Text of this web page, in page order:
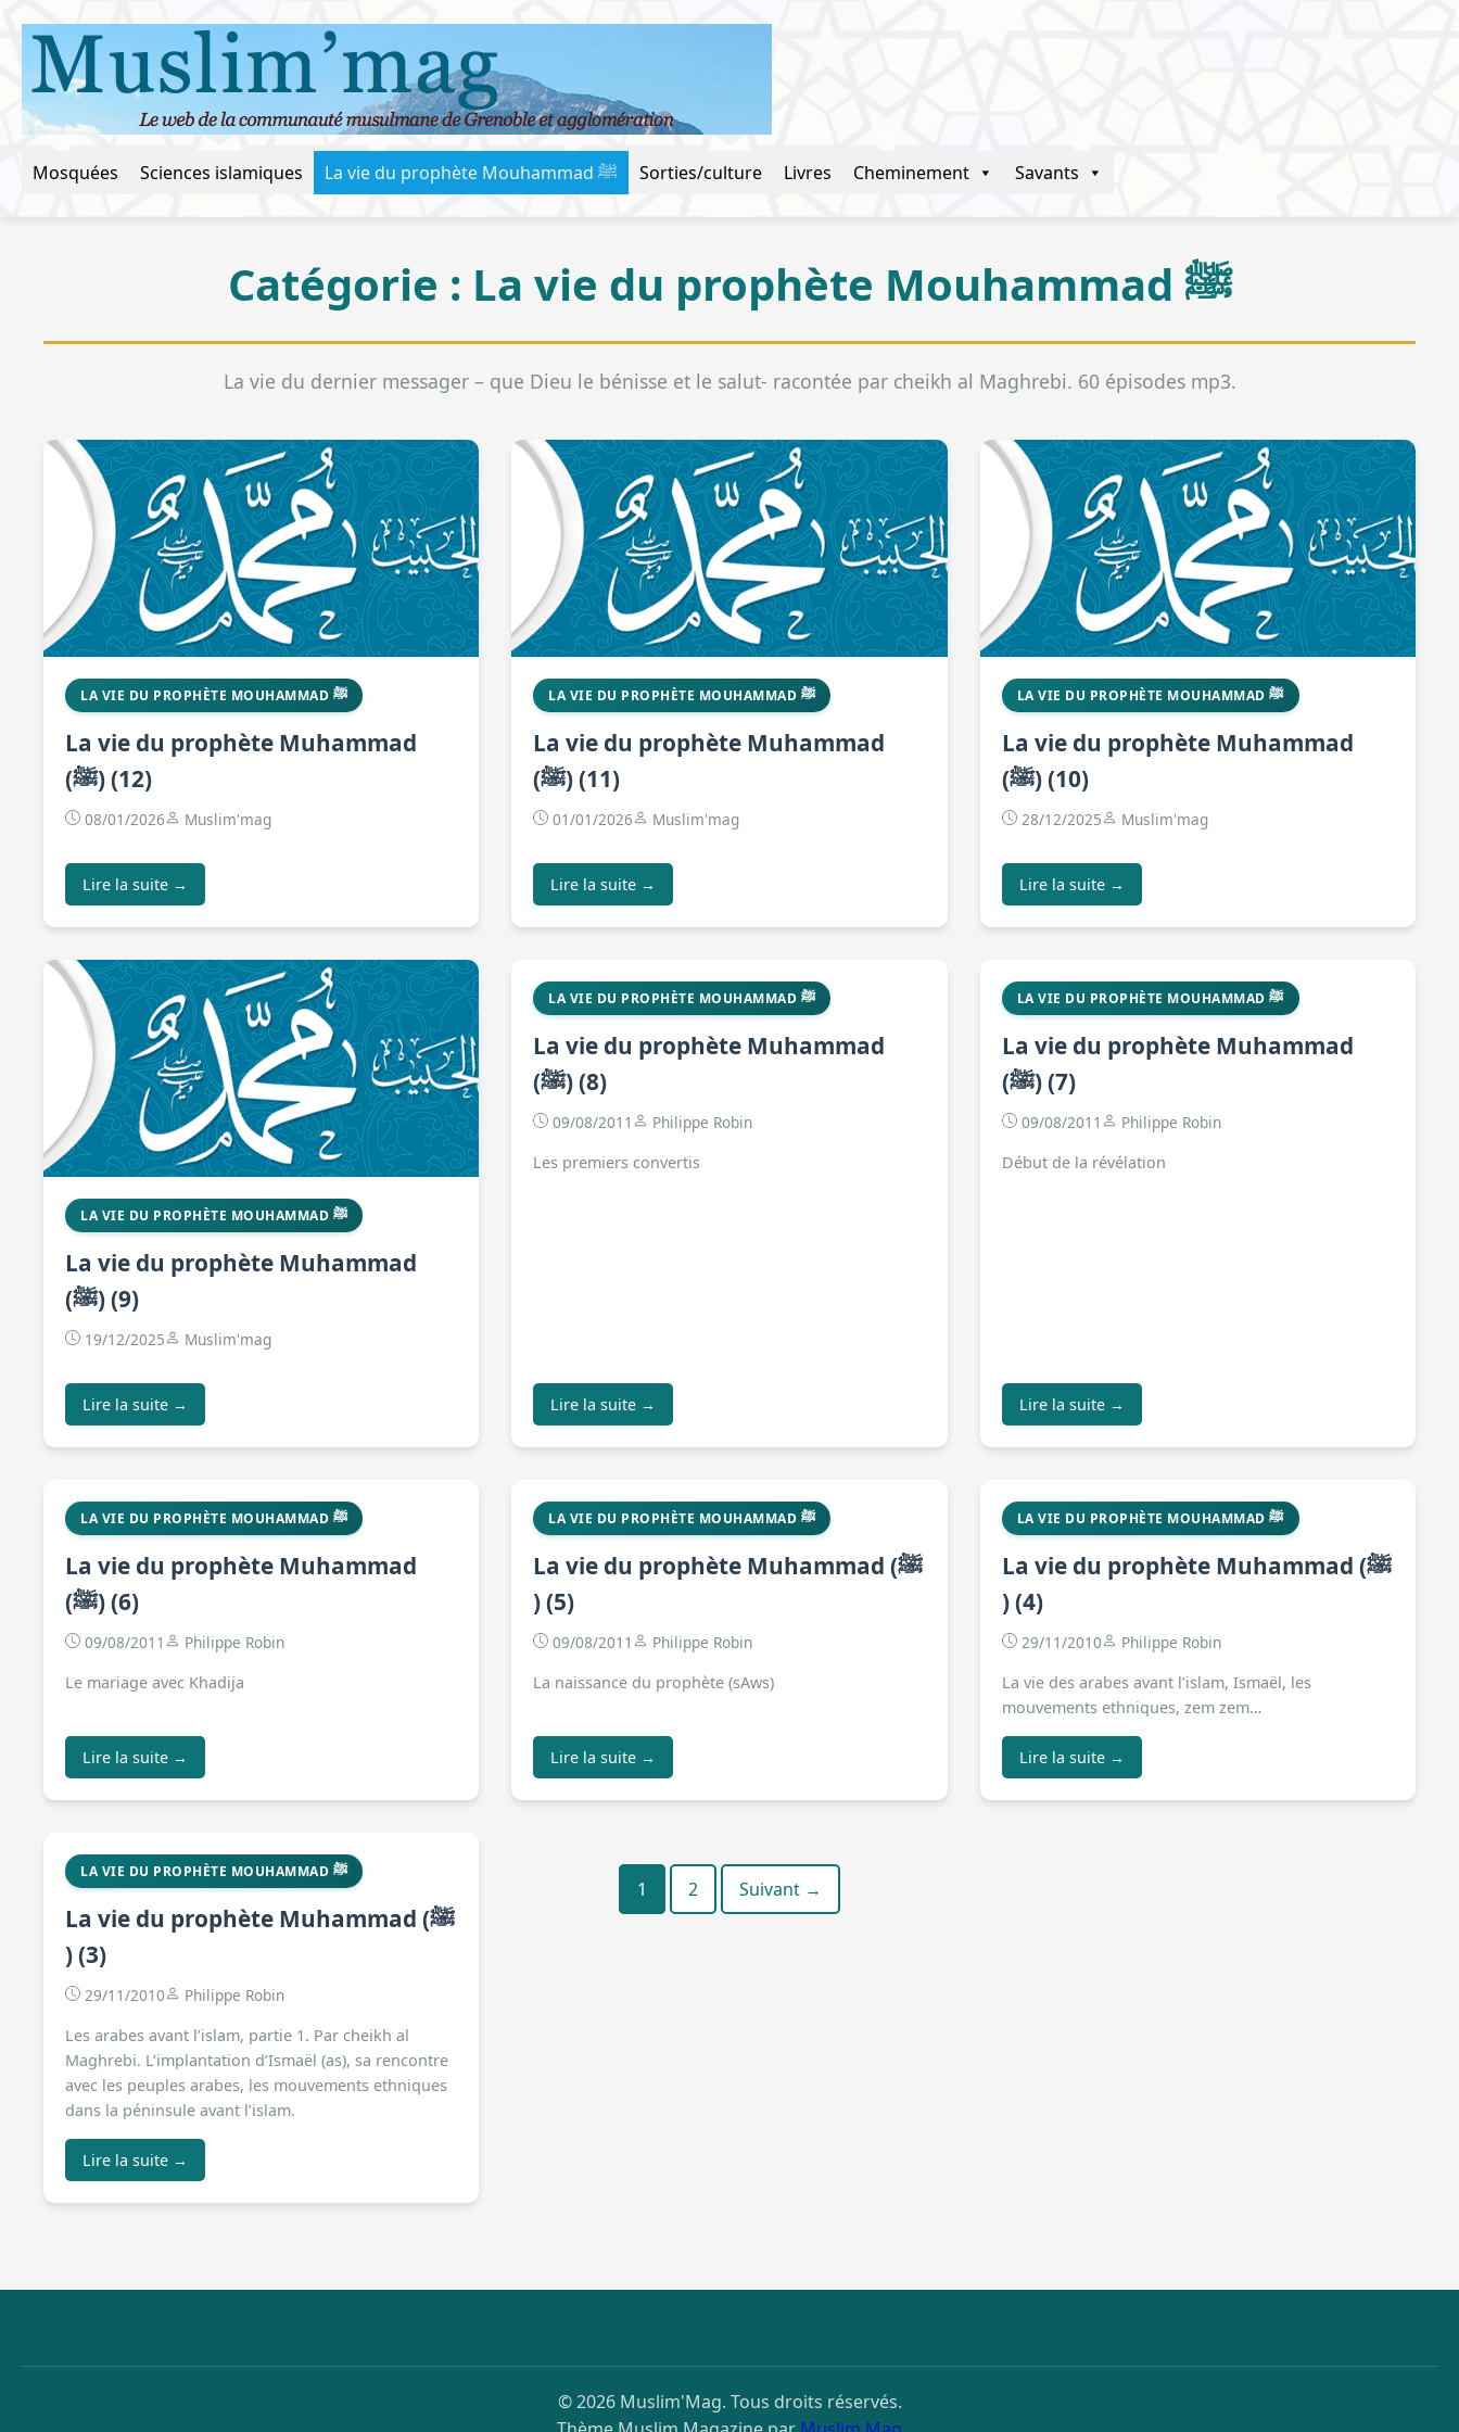
Mosquées Sciences islamiques La vie du prophète Mouhammad ﷺ Sorties/culture Livres Cheminement Savants
Catégorie : La vie du prophète Mouhammad ﷺ
La vie du dernier messager – que Dieu le bénisse et le salut- racontée par cheikh al Maghrebi. 60 épisodes mp3.
LA VIE DU PROPHÈTE MOUHAMMAD ﷺ
La vie du prophète Muhammad
(ﷺ) (12)
08/01/2026 Muslim'mag
Lire la suite →
LA VIE DU PROPHÈTE MOUHAMMAD ﷺ
La vie du prophète Muhammad
(ﷺ) (11)
01/01/2026 Muslim'mag
Lire la suite →
LA VIE DU PROPHÈTE MOUHAMMAD ﷺ
La vie du prophète Muhammad
(ﷺ) (10)
28/12/2025 Muslim'mag
Lire la suite →
LA VIE DU PROPHÈTE MOUHAMMAD ﷺ
La vie du prophète Muhammad
(ﷺ) (9)
19/12/2025 Muslim'mag
Lire la suite →
LA VIE DU PROPHÈTE MOUHAMMAD ﷺ
La vie du prophète Muhammad
(ﷺ) (8)
09/08/2011
Philippe Robin
Les premiers convertis
Lire la suite →
LA VIE DU PROPHÈTE MOUHAMMAD ﷺ
La vie du prophète Muhammad
(ﷺ) (7)
09/08/2011
Philippe Robin
Début de la révélation
Lire la suite →
LA VIE DU PROPHÈTE MOUHAMMAD ﷺ
La vie du prophète Muhammad
(ﷺ) (6)
09/08/2011
Philippe Robin
Le mariage avec Khadija
Lire la suite →
LA VIE DU PROPHÈTE MOUHAMMAD ﷺ
La vie du prophète Muhammad (ﷺ
) (5)
09/08/2011
Philippe Robin
La naissance du prophète (sAws)
Lire la suite →
LA VIE DU PROPHÈTE MOUHAMMAD ﷺ
La vie du prophète Muhammad (ﷺ
) (4)
29/11/2010
Philippe Robin
La vie des arabes avant l’islam, Ismaël, les
mouvements ethniques, zem zem…
Lire la suite →
LA VIE DU PROPHÈTE MOUHAMMAD ﷺ
La vie du prophète Muhammad (ﷺ
) (3)
29/11/2010
Philippe Robin
Les arabes avant l’islam, partie 1. Par cheikh al
Maghrebi. L’implantation d’Ismaël (as), sa rencontre
avec les peuples arabes, les mouvements ethniques
dans la péninsule avant l’islam.
Lire la suite →
Pagination
1 2 Suivant →
© 2026 Muslim'Mag. Tous droits réservés.